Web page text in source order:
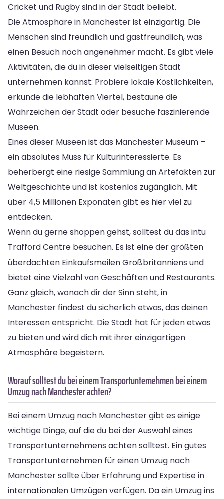
Cricket und Rugby sind in der Stadt beliebt.
Die Atmosphäre in Manchester ist einzigartig. Die
Menschen sind freundlich und gastfreundlich, was
einen Besuch noch angenehmer macht. Es gibt viele
Aktivitäten, die du in dieser vielseitigen Stadt
unternehmen kannst: Probiere lokale Köstlichkeiten,
erkunde die lebhaften Viertel, bestaune die
Wahrzeichen der Stadt oder besuche faszinierende
Museen.
Eines dieser Museen ist das Manchester Museum –
ein absolutes Muss für Kulturinteressierte. Es
beherbergt eine riesige Sammlung an Artefakten zur
Weltgeschichte und ist kostenlos zugänglich. Mit
über 4,5 Millionen Exponaten gibt es hier viel zu
entdecken.
Wenn du gerne shoppen gehst, solltest du das intu
Trafford Centre besuchen. Es ist eine der größten
überdachten Einkaufsmeilen Großbritanniens und
bietet eine Vielzahl von Geschäften und Restaurants.
Ganz gleich, wonach dir der Sinn steht, in
Manchester findest du sicherlich etwas, das deinen
Interessen entspricht. Die Stadt hat für jeden etwas
zu bieten und wird dich mit ihrer einzigartigen
Atmosphäre begeistern.
Worauf solltest du bei einem Transportunternehmen bei einem
Umzug nach Manchester achten?
Bei einem Umzug nach Manchester gibt es einige
wichtige Dinge, auf die du bei der Auswahl eines
Transportunternehmens achten solltest. Ein gutes
Transportunternehmen für einen Umzug nach
Manchester sollte über Erfahrung und Expertise in
internationalen Umzügen verfügen. Da ein Umzug ins